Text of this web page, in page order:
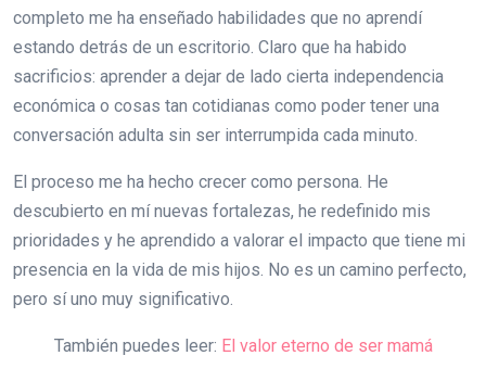
completo me ha enseñado habilidades que no aprendí
estando detrás de un escritorio. Claro que ha habido
sacrificios: aprender a dejar de lado cierta independencia
económica o cosas tan cotidianas como poder tener una
conversación adulta sin ser interrumpida cada minuto.
El proceso me ha hecho crecer como persona. He
descubierto en mí nuevas fortalezas, he redefinido mis
prioridades y he aprendido a valorar el impacto que tiene mi
presencia en la vida de mis hijos. No es un camino perfecto,
pero sí uno muy significativo.
También puedes leer: El valor eterno de ser mamá